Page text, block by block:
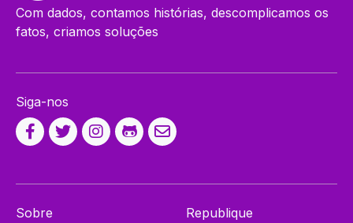
Com dados, contamos histórias, descomplicamos os
fatos, criamos soluções
Siga-nos
Sobre
Republique